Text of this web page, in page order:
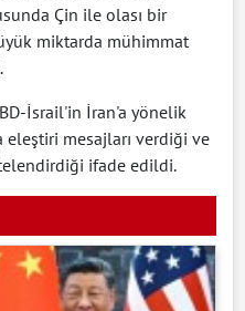
Çin ile olası bir
miktarda mühimmat
İsrail'in İran'a yönelik
eleştiri mesajları verdiği ve
ifade edildi.